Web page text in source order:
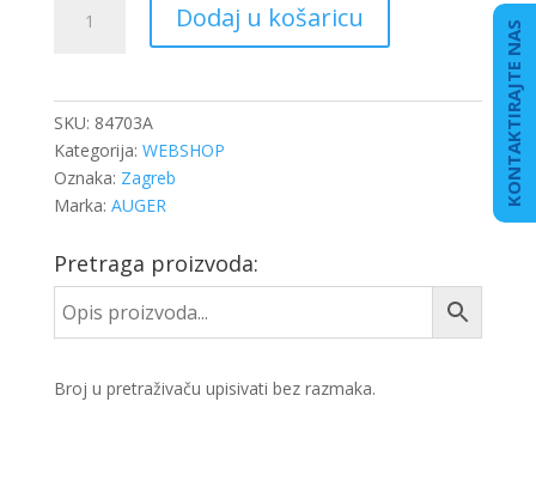
POLUOSOVINE
Dodaj u košaricu
SKU: 84703A
Kategorija: WEBSHOP
Oznaka: Zagreb
Marka: AUGER
Pretraga proizvoda:
Broj u pretraživaču upisivati bez razmaka.
KONTAKTIRAJTE NAS